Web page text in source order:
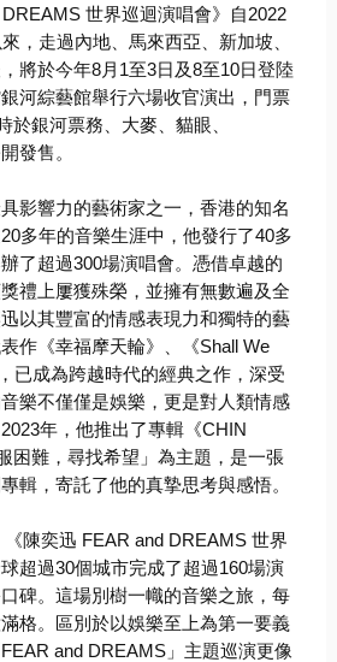
DREAMS 世界巡迴演唱會》自2022
，走過內地、 馬來西亞、新加坡、
將於今年8月1至3日及8至10日登陸
河綜藝館舉行六場收官演出， 門票
於銀河票務、大麥、貓眼、
發售。
影響力的藝術家之一， 香港的知名
多年的音樂生涯中， 他發行了40多
了超過300場演唱會。 憑借卓越的
禮上屢獲殊榮， 並擁有無數遍及全
以其豐富的情感表現力和獨特的藝
作《幸福摩天輪》、《Shall We
已成為跨越時代的經典之作， 深受
樂不僅僅是娛樂， 更是對人類情感
年，他推出了專輯《CHIN
困難，尋找希望」為主題， 是一張
輯，寄託了他的真摯思考與感悟。
陳奕迅 FEAR and DREAMS 世界
超過30個城市完成了超過160場演
碑。這場別樹一幟的音樂之旅， 每
格。區別於以娛樂至上為第一要義
and DREAMS」主題巡演更像